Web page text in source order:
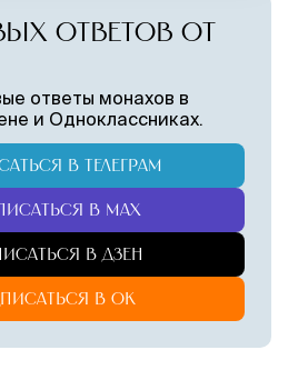
ОТВЕТОВ ОТ
ответы монахов в
и Одноклассниках.
В ТЕЛЕГРАМ
В MAX
В ДЗЕН
В ОК